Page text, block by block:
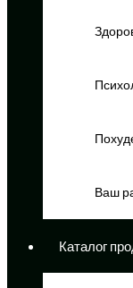
Ваш
Каталог